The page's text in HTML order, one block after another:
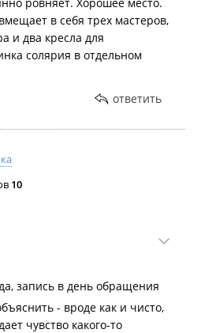
в себя трех мастеров,
и два кресла для
солярия в отдельном
ответить
10
запись в день обращения
- вроде как и чисто,
чувство какого-то